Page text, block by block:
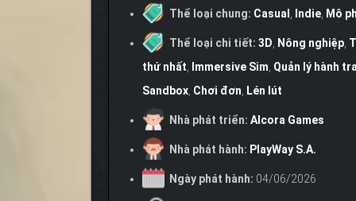
Thể loại chung: Casual , Indie, Mô
Thể loại chi tiết: 3D, Nông nghiệp,
thứ nhất, Immersive Sim, Quản lý hành
Sandbox, Chơi đơn, Lén lút
Nhà phát triển: Alcora Games
Nhà phát hành: PlayWay S.A.
Ngày phát hành: 04/06/2026